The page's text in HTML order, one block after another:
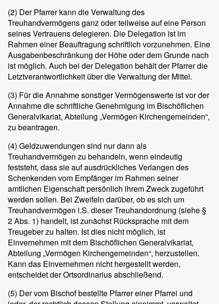
(2) Der Pfarrer kann die Verwaltung des
Treuhandvermögens ganz oder teilweise auf eine Person
seines Vertrauens delegieren. Die Delegation ist im
Rahmen einer Beauftragung schriftlich vorzunehmen. Eine
Ausgabenbeschränkung der Höhe oder dem Grunde nach
ist möglich. Auch bei der Delegation behält der Pfarrer die
Letztverantwortlichkeit über die Verwaltung der Mittel.
(3) Für die Annahme sonstiger Vermögenswerte ist vor der
Annahme die schriftliche Genehmigung im Bischöflichen
Generalvikariat, Abteilung „Vermögen Kirchengemeinden“,
zu beantragen.
(4) Geldzuwendungen sind nur dann als
Treuhandvermögen zu behandeln, wenn eindeutig
feststeht, dass sie auf ausdrückliches Verlangen des
Schenkenden vom Empfänger im Rahmen seiner
amtlichen Eigenschaft persönlich ihrem Zweck zugeführt
werden sollen. Bei Zweifeln darüber, ob es sich um
Treuhandvermögen i.S. dieser Treuhandordnung (siehe §
2 Abs. 1) handelt, ist zunächst Rücksprache mit dem
Treugeber zu halten. Ist dies nicht möglich, ist
Einvernehmen mit dem Bischöflichen Generalvikariat,
Abteilung „Vermögen Kirchengemeinden“, herzustellen.
Kann das Einvernehmen nicht hergestellt werden,
entscheidet der Ortsordinarius abschließend.
(5) Der vom Bischof bestellte Pfarrer einer Pfarrei und